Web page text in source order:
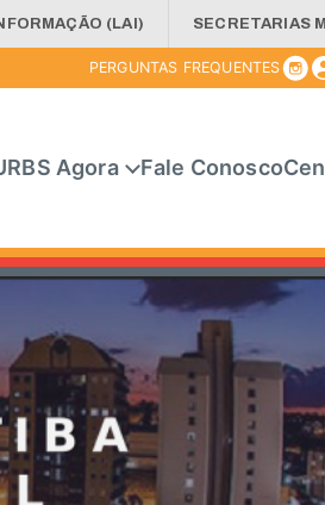
(LAI) SECRETARIAS
PERGUNTAS FREQUENTES
Agora Fale Conosco